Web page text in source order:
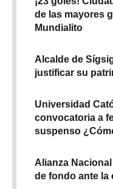
de las mayores
Mundialito
Alcalde de
justificar su
Universidad
convocatoria a
suspenso
Alianza
de fondo ante la